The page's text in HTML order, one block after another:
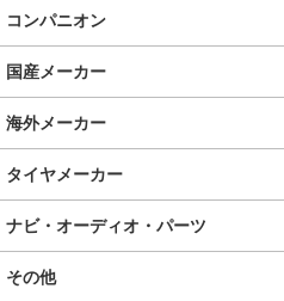
コンパニオン
国産メーカー
海外メーカー
タイヤメーカー
ナビ・オーディオ・パーツ
その他